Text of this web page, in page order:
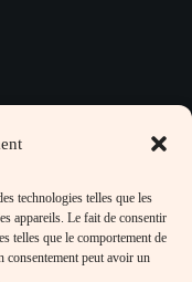
technologies telles que les
appareils. Le fait de consentir
telles que le comportement de
consentement peut avoir un
rue Jean